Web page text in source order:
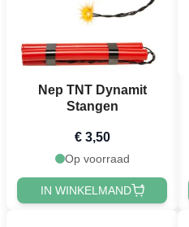
Nep TNT Dynamit
Stangen
€ 3,50
Op voorraad
IN WINKELMAND